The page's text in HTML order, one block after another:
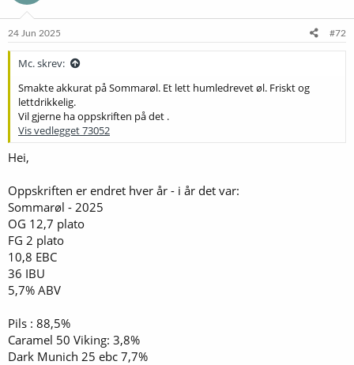
o
e
24 Jun 2025 #72
Mc. skrev:
Smakte akkurat på Sommarøl. Et lett humledrevet øl. Friskt og
lettdrikkelig.
Vil gjerne ha oppskriften på det .
Vis vedlegget 73052
Hei,
Oppskriften er endret hver år - i år det var:
Sommarøl - 2025
OG 12,7 plato
FG 2 plato
10,8 EBC
36 IBU
5,7% ABV
Pils : 88,5%
Caramel 50 Viking: 3,8%
Dark Munich 25 ebc 7,7%